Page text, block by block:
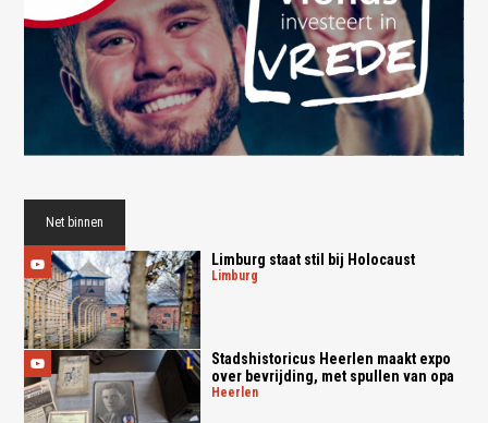
Net binnen
Limburg staat stil bij Holocaust
limburg
Stadshistoricus Heerlen maakt expo
over bevrijding, met spullen van opa
heerlen